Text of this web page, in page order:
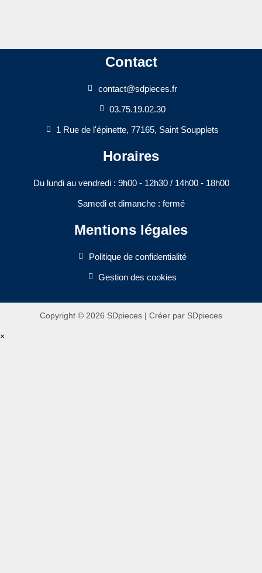
Contact
contact@sdpieces.fr
03.75.19.02.30
1 Rue de l'épinette, 77165, Saint Soupplets
Horaires
Du lundi au vendredi : 9h00 - 12h30 / 14h00 - 18h00​
Samedi et dimanche : fermé
Mentions légales
Politique de confidentialité
Gestion des cookies
Copyright © 2026 SDpieces | Créer par SDpieces
×